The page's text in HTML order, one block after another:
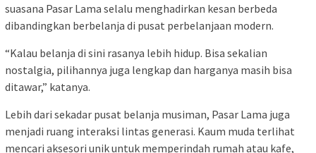
suasana Pasar Lama selalu menghadirkan kesan berbeda
dibandingkan berbelanja di pusat perbelanjaan modern.
“Kalau belanja di sini rasanya lebih hidup. Bisa sekalian
nostalgia, pilihannya juga lengkap dan harganya masih bisa
ditawar,” katanya.
Lebih dari sekadar pusat belanja musiman, Pasar Lama juga
menjadi ruang interaksi lintas generasi. Kaum muda terlihat
mencari aksesori unik untuk memperindah rumah atau kafe,